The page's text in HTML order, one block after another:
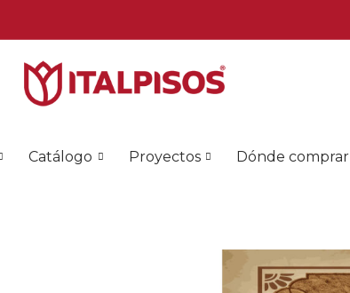
Catálogo Proyectos Dónde comprar